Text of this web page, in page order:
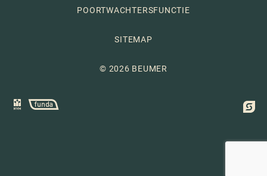
POORTWACHTERSFUNCTIE
SITEMAP
© 2026 BEUMER